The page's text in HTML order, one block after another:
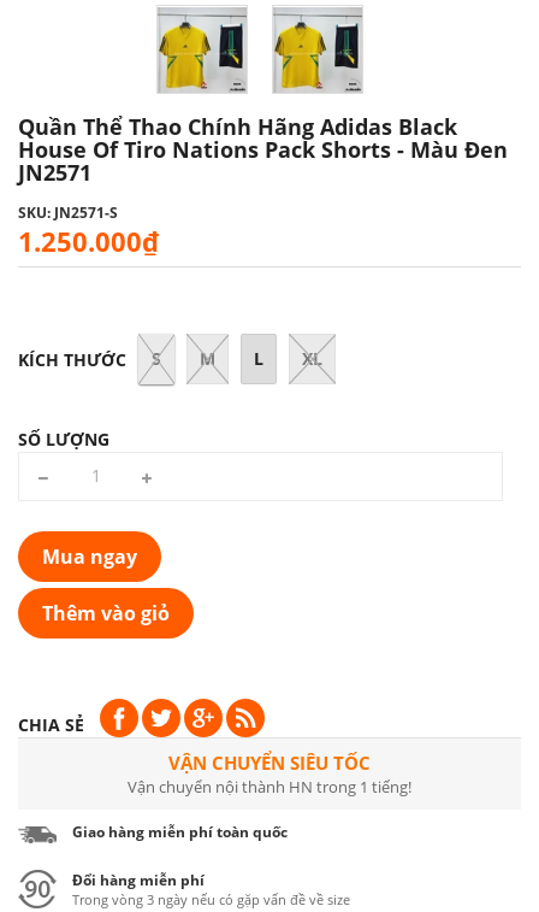
Quần Thể Thao Chính Hãng Adidas Black
House Of Tiro Nations Pack Shorts - Màu Đen
JN2571
SKU: JN2571-S
1.250.000₫
KÍCH THƯỚC S M L XL
SỐ LƯỢNG
Mua ngay
Thêm vào giỏ
CHIA SẺ
VẬN CHUYỂN SIÊU TỐC
Vận chuyển nội thành HN trong 1 tiếng!
Giao hàng miễn phí toàn quốc
Đổi hàng miễn phí
Trong vòng 3 ngày nếu có gặp vấn đề về size